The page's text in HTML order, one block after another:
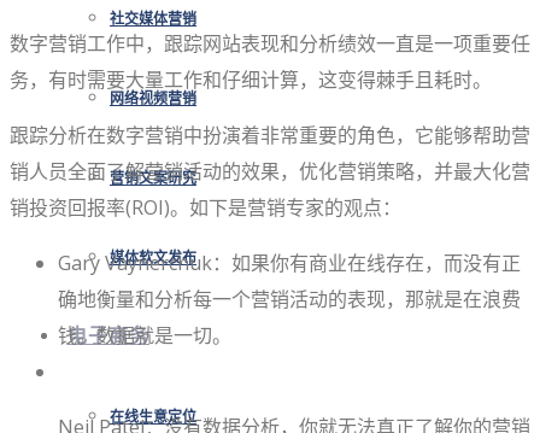
社交媒体营销
网络视频营销
营销文案研究
媒体软文发布
电子商务
在线生意定位
数字营销工作中，跟踪网站表现和分析绩效一直是一项重要任
务，有时需要大量工作和仔细计算，这变得棘手且耗时。
跟踪分析在数字营销中扮演着非常重要的角色，它能够帮助营
销人员全面了解营销活动的效果，优化营销策略，并最大化营
销投资回报率(ROI)。如下是营销专家的观点：
Gary Vaynerchuk：如果你有商业在线存在，而没有正
确地衡量和分析每一个营销活动的表现，那就是在浪费
钱。数据就是一切。
Neil Patel：没有数据分析，你就无法真正了解你的营销